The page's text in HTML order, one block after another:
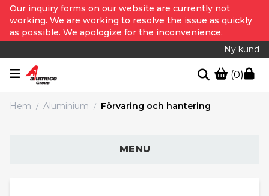
Our inquiry forms on our website are currently not
working. We are working to resolve the issue as quickly
as possible. We apologize for the inconvenience.
Ny kund
(0)
Hem / Aluminium / Förvaring och hantering
MENU